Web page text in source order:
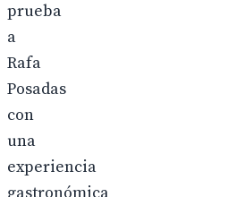
prueba
a
Rafa
Posadas
con
una
experiencia